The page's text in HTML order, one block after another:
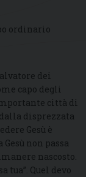
ordinario
dei
capo degli
città di
disprezzata
Gesù è
non passa
nascosto.
tua”. Quel devo